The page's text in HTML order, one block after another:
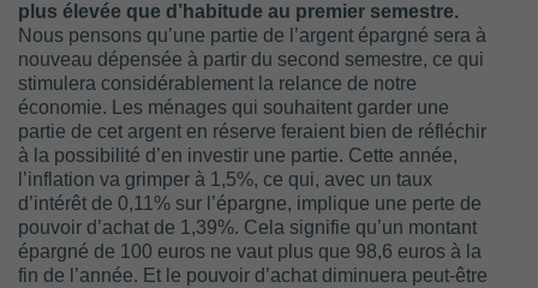
plus élevée que d’habitude au premier semestre.
Nous pensons qu’une partie de l’argent épargné sera à
nouveau dépensée à partir du second semestre, ce qui
stimulera considérablement la relance de notre
économie. Les ménages qui souhaitent garder une
partie de cet argent en réserve feraient bien de réfléchir
à la possibilité d’en investir une partie. Cette année,
l’inflation va grimper à 1,5%, ce qui, avec un taux
d’intérêt de 0,11% sur l’épargne, implique une perte de
pouvoir d’achat de 1,39%. Cela signifie qu’un montant
épargné de 100 euros ne vaut plus que 98,6 euros à la
fin de l’année. Et le pouvoir d’achat diminuera peut-être